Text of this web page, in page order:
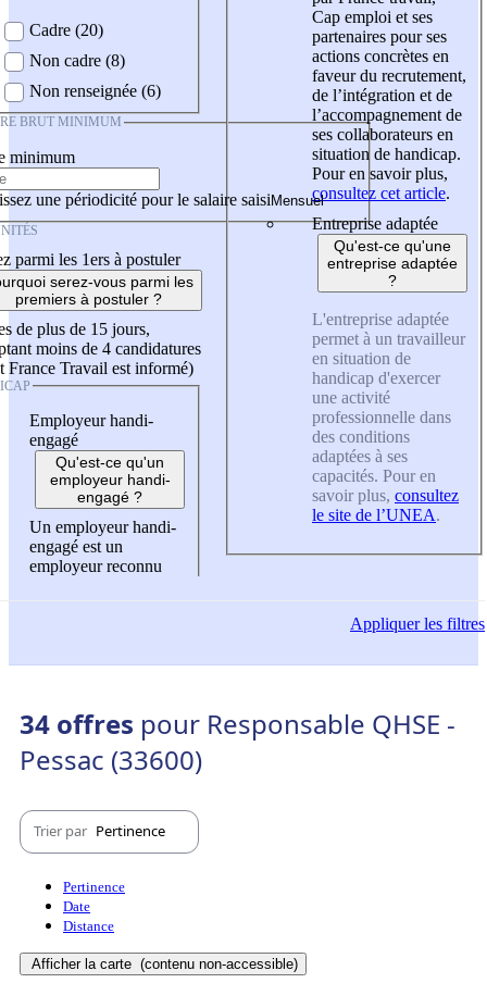
Cadre (20)
Non cadre (8)
Non renseignée (6)
BRUT MINIMUM
minimum
une périodicité pour le salaire saisi
parmi les 1ers à postuler
serez-vous parmi les
premiers à postuler ?
de plus de 15 jours,
moins de 4 candidatures
France Travail est informé)
Employeur handi-
engagé
Qu'est-ce qu'un
employeur handi-
engagé ?
Un employeur handi-
engagé est un
employeur reconnu
Cap emploi et ses
partenaires pour ses
actions concrètes en
faveur du recrutement,
de l’intégration et de
l’accompagnement de
ses collaborateurs en
situation de handicap.
Pour en savoir plus,
consultez cet article.
Entreprise adaptée
Qu'est-ce qu'une
entreprise adaptée
?
L'entreprise adaptée
permet à un travailleur
en situation de
handicap d'exercer
une activité
professionnelle dans
des conditions
adaptées à ses
capacités. Pour en
savoir plus, consultez
le site de l’UNEA.
Appliquerles filtres
34 offres pour Responsable QHSE -
Pessac (33600)
Trier par Pertinence
Pertinence
Date
Distance
Afficher la carte (contenu non-accessible)